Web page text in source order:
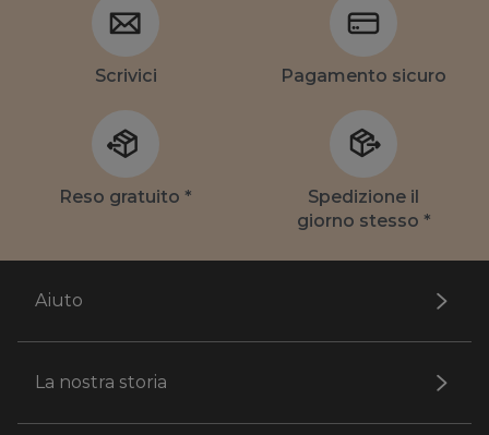
Scrivici Pagamento sicuro
Reso gratuito *
Spedizione il
giorno stesso *
Aiuto
La nostra storia